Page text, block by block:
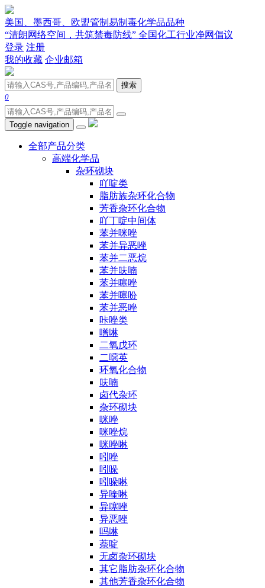
美国、墨西哥、欧盟管制易制毒化学品品种
“清朗网络空间，共筑禁毒防线” 全国化工行业净网倡议
登录 注册
我的收藏 企业邮箱
搜索
0
Toggle navigation
全部产品分类
高端化学品
杂环砌块
吖啶类
脂肪族杂环化合物
芳香杂环化合物
吖丁啶中间体
苯并咪唑
苯并异恶唑
苯并二恶烷
苯并呋喃
苯并噻唑
苯并噻吩
苯并恶唑
咔唑类
噌啉
二氧戊环
二噁英
环氧化合物
呋喃
卤代杂环
杂环砌块
咪唑
咪唑烷
咪唑啉
吲唑
吲哚
吲哚啉
异喹啉
异噻唑
异恶唑
吗啉
萘啶
无卤杂环砌块
其它脂肪杂环化合物
其他芳香杂环化合物